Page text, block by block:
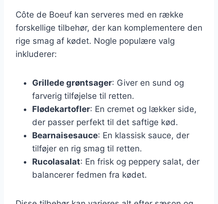
Côte de Boeuf kan serveres med en række
forskellige tilbehør, der kan komplementere den
rige smag af kødet. Nogle populære valg
inkluderer:
Grillede grøntsager: Giver en sund og
farverig tilføjelse til retten.
Flødekartofler: En cremet og lækker side,
der passer perfekt til det saftige kød.
Bearnaisesauce: En klassisk sauce, der
tilføjer en rig smag til retten.
Rucolasalat: En frisk og peppery salat, der
balancerer fedmen fra kødet.